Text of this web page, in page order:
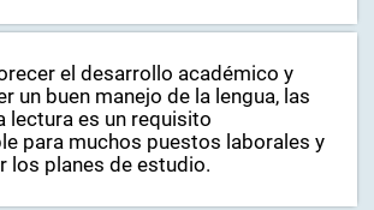
el desarrollo académico y
un buen manejo de la lengua, las
lectura es un requisito
para muchos puestos laborales y
los planes de estudio.